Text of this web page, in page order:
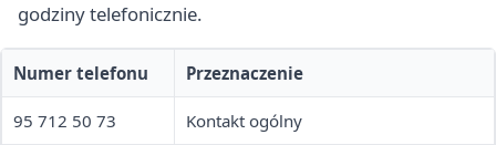
godziny telefonicznie.
Numer telefonu Przeznaczenie
95 712 50 73 Kontakt ogólny